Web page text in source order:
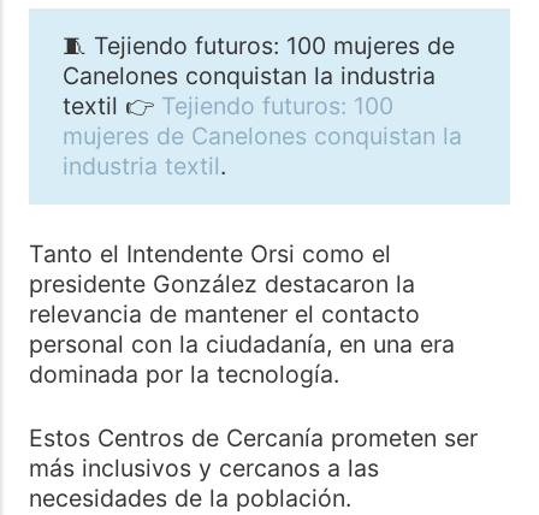
🧵 Tejiendo futuros: 100 mujeres de
Canelones conquistan la industria
textil 👉 Tejiendo futuros: 100
mujeres de Canelones conquistan la
industria textil.
Tanto el Intendente Orsi como el
presidente González destacaron la
relevancia de mantener el contacto
personal con la ciudadanía, en una era
dominada por la tecnología.
Estos Centros de Cercanía prometen ser
más inclusivos y cercanos a las
necesidades de la población.